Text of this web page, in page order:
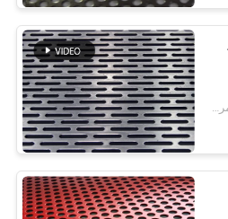
USD 1-10/M3 MOQ:400 متر مربع